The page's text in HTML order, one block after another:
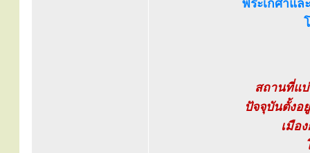
พระเกศาแ
สถานที่แ
ปัจจุบันตั้งอ
เมือ